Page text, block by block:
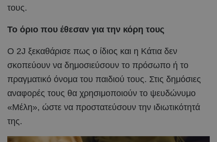
τους.
Το όριο που έθεσαν για την κόρη τους
Ο 2J ξεκαθάρισε πως ο ίδιος και η Κάτια δεν
σκοπεύουν να δημοσιεύσουν το πρόσωπο ή το
πραγματικό όνομα του παιδιού τους. Στις δημόσιες
αναφορές τους θα χρησιμοποιούν το ψευδώνυμο
«Μέλη», ώστε να προστατεύσουν την ιδιωτικότητά
της.